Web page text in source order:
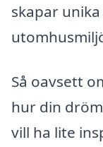
skapar
Så oavsett
hur din
vill ha lite